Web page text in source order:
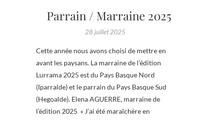
Parrain / Marraine 2025
28 juillet 2025
Cette année nous avons choisi de mettre en
avant les paysans. La marraine de l’édition
Lurrama 2025 est du Pays Basque Nord
(Iparralde) et le parrain du Pays Basque Sud
(Hegoalde). Elena AGUERRE, marraine de
l’édition 2025 « J’ai été maraîchère en